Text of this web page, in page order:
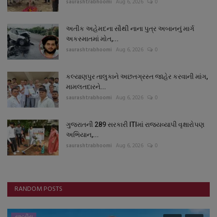
અતીક અહેમદના સૌથી નાના પુત્ર અબાનનું માર્ગ
અકસ્માતમાં મોત,...
saurashtrabhoomi Aug 6, 2026 0
કલ્યાણપુર તાલુકાને અછતગ્રસ્ત જાહેર કરવાની માંગ,
મામલતદારને...
saurashtrabhoomi Aug 6, 2026 0
ગુજરાતની 289 સરકારી ITIમાં રાજ્યવ્યાપી વૃક્ષારોપણ
અભિયાન,...
saurashtrabhoomi Aug 6, 2026 0
RANDOM POSTS